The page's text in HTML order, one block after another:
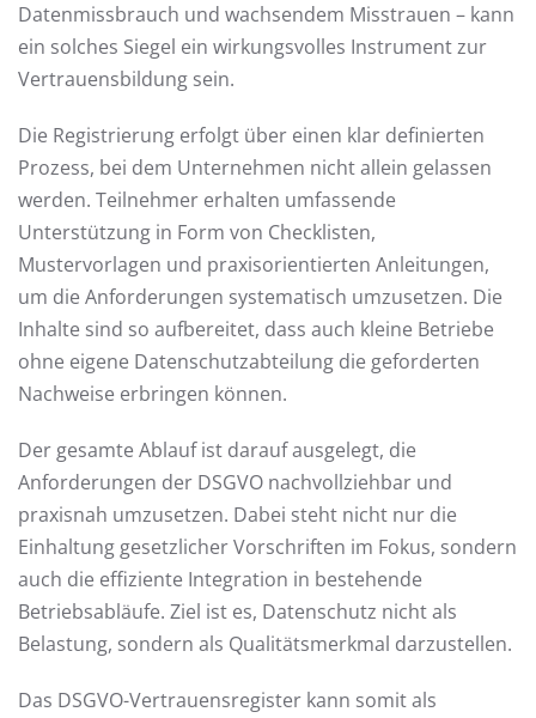
Datenmissbrauch und wachsendem Misstrauen – kann
ein solches Siegel ein wirkungsvolles Instrument zur
Vertrauensbildung sein.
Die Registrierung erfolgt über einen klar definierten
Prozess, bei dem Unternehmen nicht allein gelassen
werden. Teilnehmer erhalten umfassende
Unterstützung in Form von Checklisten,
Mustervorlagen und praxisorientierten Anleitungen,
um die Anforderungen systematisch umzusetzen. Die
Inhalte sind so aufbereitet, dass auch kleine Betriebe
ohne eigene Datenschutzabteilung die geforderten
Nachweise erbringen können.
Der gesamte Ablauf ist darauf ausgelegt, die
Anforderungen der DSGVO nachvollziehbar und
praxisnah umzusetzen. Dabei steht nicht nur die
Einhaltung gesetzlicher Vorschriften im Fokus, sondern
auch die effiziente Integration in bestehende
Betriebsabläufe. Ziel ist es, Datenschutz nicht als
Belastung, sondern als Qualitätsmerkmal darzustellen.
Das DSGVO-Vertrauensregister kann somit als